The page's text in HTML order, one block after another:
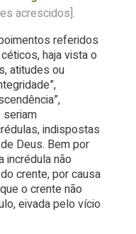
acrescidos].
referidos
haja vista o
atitudes ou
seriam
indispostas
Deus. Bem por
incrédula não
crente, por causa
o crente não
eivada pelo vício